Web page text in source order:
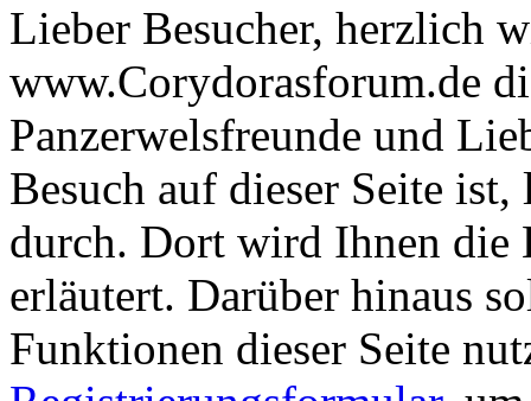
Lieber Besucher, herzlich
www.Corydorasforum.de
Panzerwelsfreunde und
Besuch auf dieser Seite
durch. Dort wird Ihnen die
erläutert. Darüber hinaus
Funktionen dieser Seite